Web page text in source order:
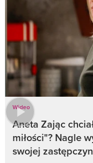
Wideo
Aneta Zając
miłości"? Nagle
swojej